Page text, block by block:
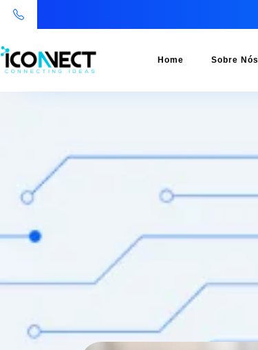
Home Sobre Nós